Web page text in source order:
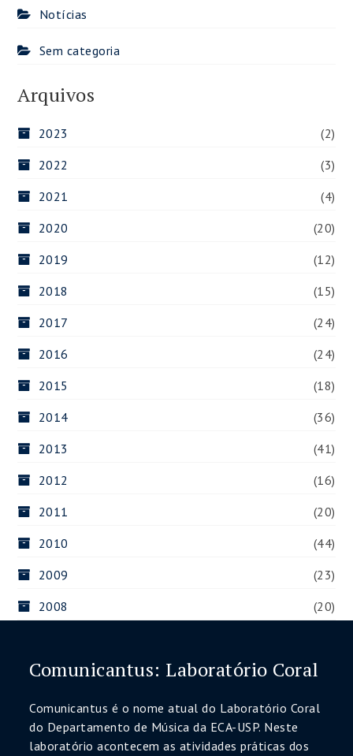
Notícias
Sem categoria
Arquivos
2023
(2)
2022
(3)
2021
(4)
2020
(20)
2019
(12)
2018
(15)
2017
(24)
2016
(24)
2015
(18)
2014
(36)
2013
(41)
2012
(16)
2011
(20)
2010
(44)
2009
(23)
2008
(20)
Comunicantus: Laboratório Coral
Comunicantus é o nome atual do Laboratório Coral
do Departamento de Música da ECA-USP. Neste
laboratório acontecem as atividades práticas dos